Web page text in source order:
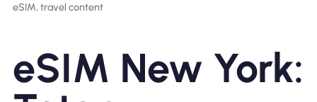
eSIM, travel content
eSIM New York: